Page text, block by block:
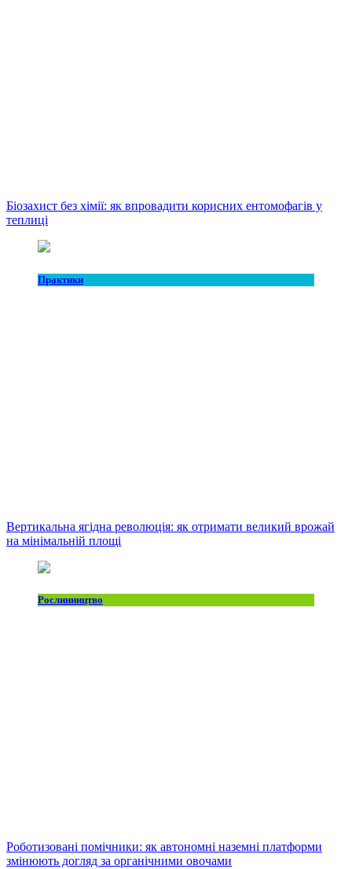
Біозахист без хімії: як впровадити корисних ентомофагів у
теплиці
Практики
Вертикальна ягідна революція: як отримати великий врожай
на мінімальній площі
Рослинництво
Роботизовані помічники: як автономні наземні платформи
змінюють догляд за органічними овочами